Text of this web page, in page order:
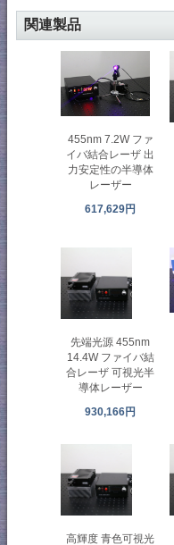
関連製品
455nm 7.2W ファ
イバ結合レーザ 出
力安定性の半導体
レーザー
617,629円
先端光源 455nm
14.4W ファイバ結
合レーザ 可視光半
導体レーザー
930,166円
高輝度 青色可視光